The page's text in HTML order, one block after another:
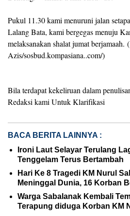
Pukul 11.30 kami menuruni jalan
Lalang Bata, kami bergegas menuju
melaksanakan shalat jumat berjamaah.
Azis/sosbud.kompasiana..com/)
Bila terdapat kekeliruan dalam
Redaksi kami Untuk Klarifikasi
BACA BERITA LAINNYA :
Ironi Laut Selayar Terulang
Tenggelam Terus Bertambah
Hari Ke 8 Tragedi KM Nurul
Meninggal Dunia, 16 Korban
Warga Sabalanak Kembali
Terapung diduga Korban KM